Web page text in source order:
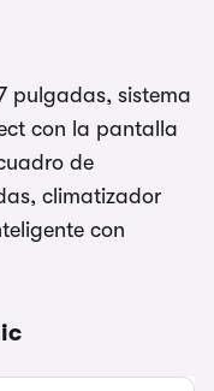
pulgadas, sistema
con la pantalla
de
climatizador
con